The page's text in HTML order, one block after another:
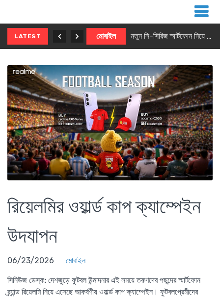
LATEST মোবাইল নতুন সি-সিরিজ স্মার্টফোন নিয়ে আসছে রিয়েলমি
রিয়েলমির ওয়ার্ল্ড কাপ ক্যাম্পেইন
উদযাপন
06/23/2026 মোবাইল
সিনিউজ ডেস্ক: দেশজুড়ে ফুটবল উন্মাদনার এই সময়ে তরুণদের পছন্দের স্মার্টফোন
ব্র্যান্ড রিয়েলমি নিয়ে এসেছে আকর্ষণীয় ওয়ার্ল্ড কাপ ক্যাম্পেইন। ফুটবলপ্রেমীদের